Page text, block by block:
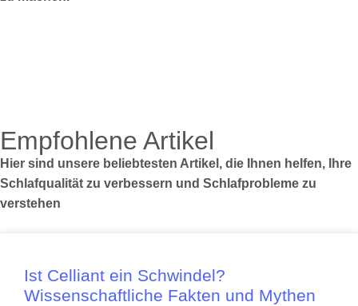
Empfohlene Artikel
Hier sind unsere beliebtesten Artikel, die Ihnen helfen, Ihre
Schlafqualität zu verbessern und Schlafprobleme zu
verstehen
Ist Celliant ein Schwindel?
Wissenschaftliche Fakten und Mythen